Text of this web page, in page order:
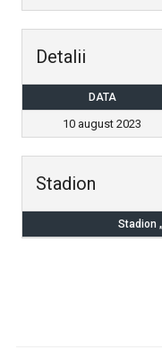
Detalii
DATA
10 august 2023
Stadion
Stadion